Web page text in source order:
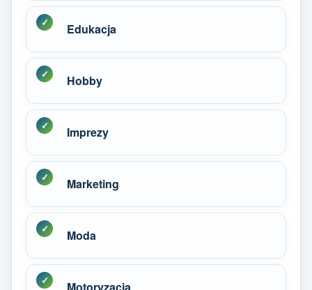
Edukacja
Hobby
Imprezy
Marketing
Moda